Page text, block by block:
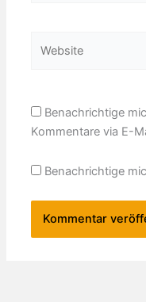
Benachrichtige
Kommentare via E-
Benachrichtige